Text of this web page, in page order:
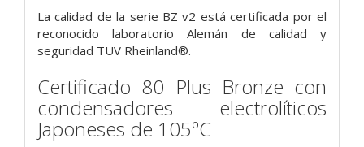
La calidad de la serie BZ v2 está certificada por el
reconocido laboratorio Alemán de calidad y
seguridad TÜV Rheinland®.
Certificado 80 Plus Bronze con
condensadores electrolíticos
Japoneses de 105ºC